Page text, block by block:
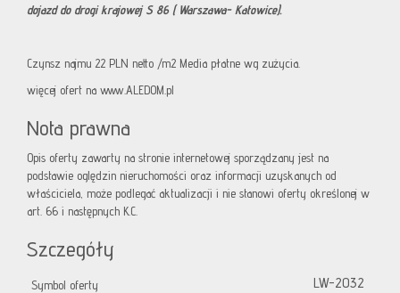
dojazd do drogi krajowej S 86 ( Warszawa- Katowice).
Czynsz najmu 22 PLN netto /m2 Media płatne wg zużycia.
więcej ofert na www.ALEDOM.pl
Nota prawna
Opis oferty zawarty na stronie internetowej sporządzany jest na
podstawie oględzin nieruchomości oraz informacji uzyskanych od
właściciela, może podlegać aktualizacji i nie stanowi oferty określonej w
art. 66 i następnych K.C.
Szczegóły
Symbol oferty LW-2032